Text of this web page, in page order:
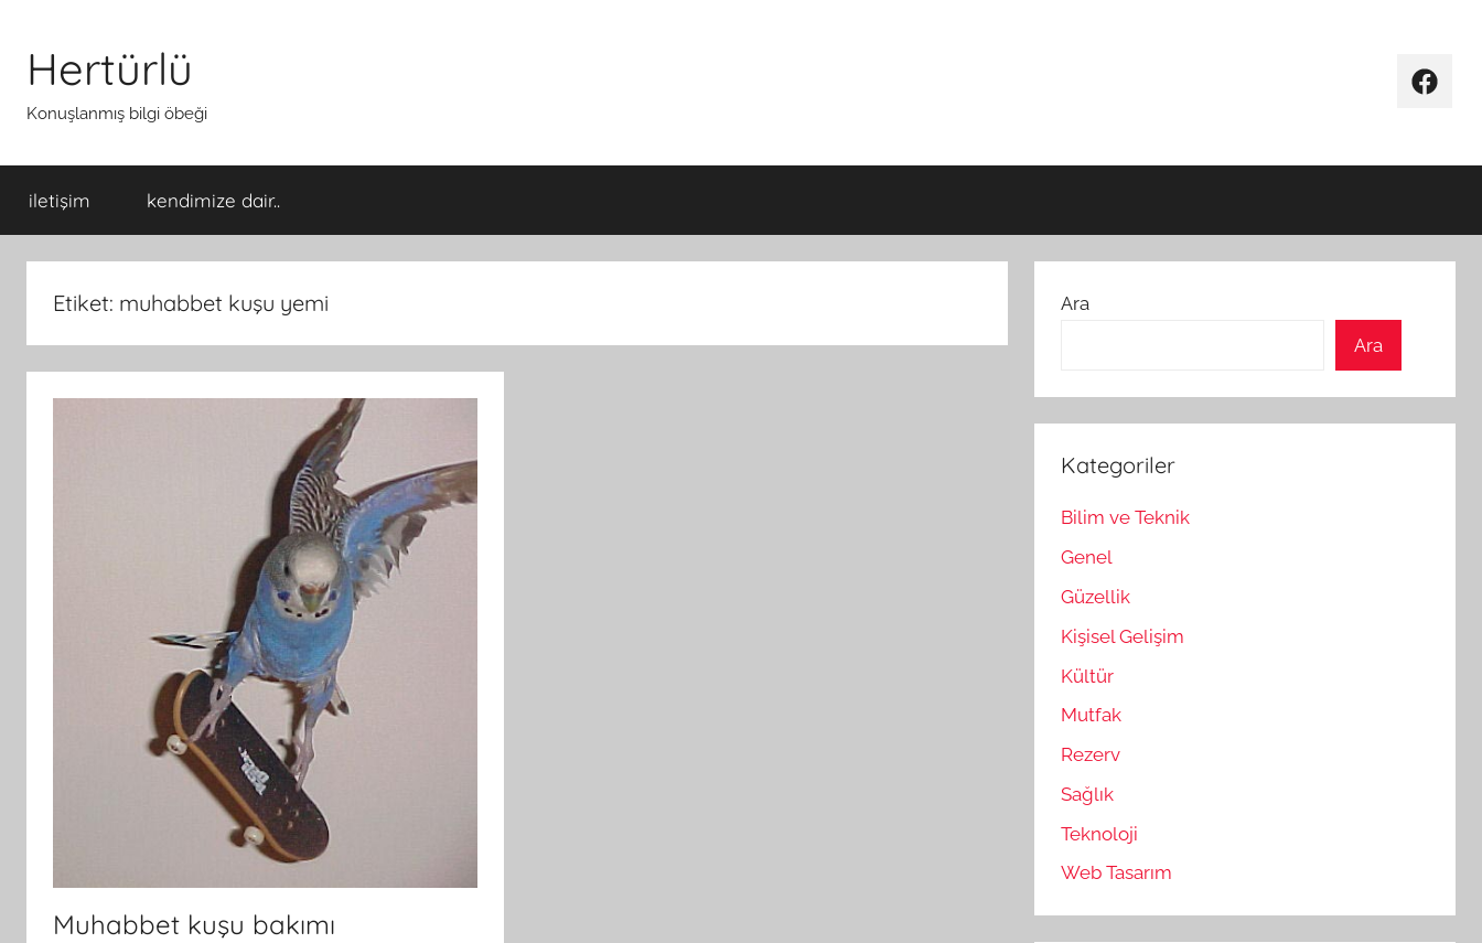
Hertürlü
Konuşlanmış bilgi öbeği
iletişim kendimize dair..
Etiket: muhabbet kuşu yemi
Muhabbet kuşu bakımı
Ara
Ara
Kategoriler
Bilim ve Teknik
Genel
Güzellik
Kişisel Gelişim
Kültür
Mutfak
Rezerv
Sağlık
Teknoloji
Web Tasarım